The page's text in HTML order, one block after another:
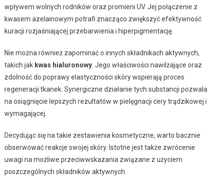
wpływem wolnych rodników oraz promieni UV. Jej połączenie z
kwasem azelainowym potrafi znacząco zwiększyć efektywność
kuracji rozjaśniającej przebarwienia i hiperpigmentację.
Nie można również zapominać o innych składnikach aktywnych,
takich jak kwas hialuronowy. Jego właściwości nawilżające oraz
zdolność do poprawy elastyczności skóry wspierają proces
regeneracji tkanek. Synergiczne działanie tych substancji pozwala
na osiągnięcie lepszych rezultatów w pielęgnacji cery trądzikowej i
wymagającej.
Decydując się na takie zestawienia kosmetyczne, warto bacznie
obserwować reakcje swojej skóry. Istotne jest także zwrócenie
uwagi na możliwe przeciwwskazania związane z użyciem
poszczególnych składników aktywnych.